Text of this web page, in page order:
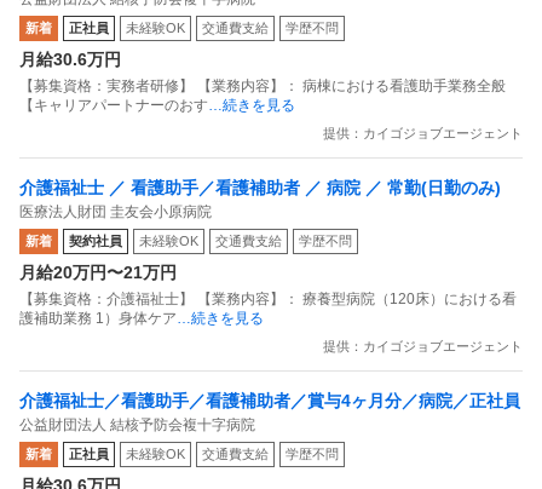
新着 正社員 未経験OK 交通費支給 学歴不問
月給30.6万円
【募集資格：実務者研修】 【業務内容】： 病棟における看護助手業務全般
【キャリアパートナーのおす…続きを見る
提供：カイゴジョブエージェント
介護福祉士 ／ 看護助手／看護補助者 ／ 病院 ／ 常勤(日勤のみ)
医療法人財団 圭友会小原病院
新着 契約社員 未経験OK 交通費支給 学歴不問
月給20万円〜21万円
【募集資格：介護福祉士】 【業務内容】： 療養型病院（120床）における看
護補助業務 1）身体ケア…続きを見る
提供：カイゴジョブエージェント
介護福祉士／看護助手／看護補助者／賞与4ヶ月分／病院／正社員
公益財団法人 結核予防会複十字病院
新着 正社員 未経験OK 交通費支給 学歴不問